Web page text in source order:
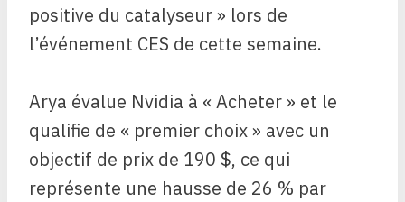
positive du catalyseur » lors de
l’événement CES de cette semaine.
Arya évalue Nvidia à « Acheter » et le
qualifie de « premier choix » avec un
objectif de prix de 190 $, ce qui
représente une hausse de 26 % par